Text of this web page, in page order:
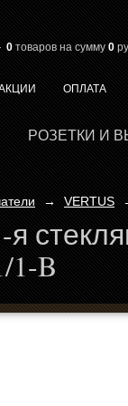
0 товаров на сумму 0
ОПЛАТА
РОЗЕТКИ И
→ VERTUS
1-B